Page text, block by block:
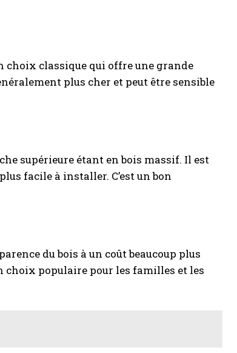
choix classique qui offre une grande
plus cher et peut être sensible
supérieure étant en bois massif. Il est
facile à installer. C’est un bon
du bois à un coût beaucoup plus
choix populaire pour les familles et les